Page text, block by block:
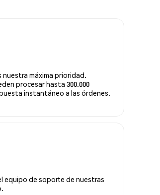
máxima prioridad.
procesar hasta 300.000
instantáneo a las órdenes.
equipo de soporte de nuestras